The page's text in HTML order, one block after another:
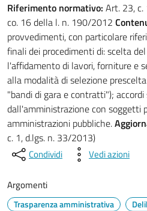
Riferimento normativo: Art. 23,
co. 16 della l. n. 190/2012
provvedimenti, con particolare
finali dei procedimenti di: scelta
l'affidamento di lavori, forniture e
alla modalità di selezione
"bandi di gara e contratti");
dall'amministrazione con soggetti
amministrazioni pubbliche.
c. 1, d.lgs. n. 33/2013)
Condividi Vedi azioni
Argomenti
Trasparenza amministrativa